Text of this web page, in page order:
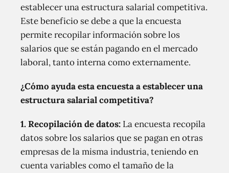
establecer una estructura salarial competitiva.
Este beneficio se debe a que la encuesta
permite recopilar información sobre los
salarios que se están pagando en el mercado
laboral, tanto interna como externamente.
¿Cómo ayuda esta encuesta a establecer una
estructura salarial competitiva?
1.Recopilación de datos: La encuesta recopila
datos sobre los salarios que se pagan en otras
empresas de la misma industria, teniendo en
cuenta variables como el tamaño de la